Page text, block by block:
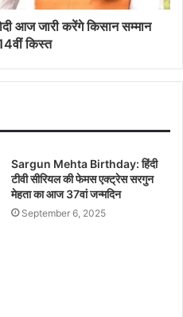
आज जारी करेंगे किसान सम्मान
किस्त
Sargun Mehta Birthday: हिंदी
टीवी सीरियल की फेमस एक्ट्रेस सरगुन
मेहता का आज 37वां जन्मदिन
September 6, 2025